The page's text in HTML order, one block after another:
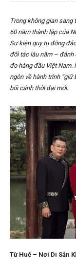
Trong không gian sang
60 năm thành lập của
Sự kiện quy tụ đông
đối tác lâu năm – đánh
đo hàng đầu Việt Nam.
ngôn về hành trình
bối cảnh thời đại mới.
Từ Huế – Nơi Di Sản